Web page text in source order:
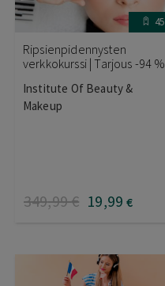
45
Ripsienpidennysten
verkkokurssi | Tarjous -94 %
Institute Of Beauty &
Makeup
349,99€ 19,99 €